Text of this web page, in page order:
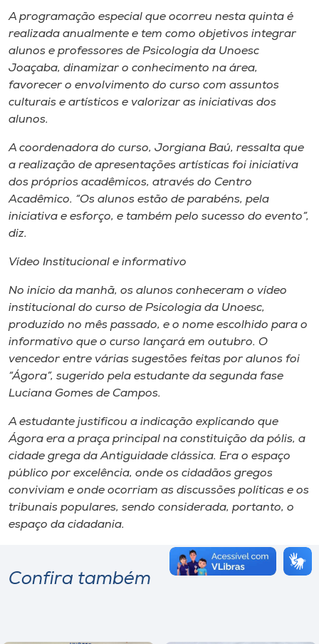
A programação especial que ocorreu nesta quinta é
realizada anualmente e tem como objetivos integrar
alunos e professores de Psicologia da Unoesc
Joaçaba, dinamizar o conhecimento na área,
favorecer o envolvimento do curso com assuntos
culturais e artísticos e valorizar as iniciativas dos
alunos.
A coordenadora do curso, Jorgiana Baú, ressalta que
a realização de apresentações artísticas foi iniciativa
dos próprios acadêmicos, através do Centro
Acadêmico. “Os alunos estão de parabéns, pela
iniciativa e esforço, e também pelo sucesso do evento”,
diz.
Vídeo Institucional e informativo
No início da manhã, os alunos conheceram o vídeo
institucional do curso de Psicologia da Unoesc,
produzido no mês passado, e o nome escolhido para o
informativo que o curso lançará em outubro. O
vencedor entre várias sugestões feitas por alunos foi
“Ágora”, sugerido pela estudante da segunda fase
Luciana Gomes de Campos.
A estudante justificou a indicação explicando que
Ágora era a praça principal na constituição da pólis, a
cidade grega da Antiguidade clássica. Era o espaço
público por excelência, onde os cidadãos gregos
conviviam e onde ocorriam as discussões políticas e os
tribunais populares, sendo considerada, portanto, o
espaço da cidadania.
Confira também